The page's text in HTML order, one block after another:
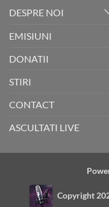
DESPRE NOI
EMISIUNI
DONATII
STIRI
CONTACT
ASCULTATI LIVE
Copyright